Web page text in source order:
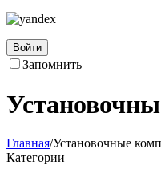
Войти
Запомнить
Главная/Установочные
Категории